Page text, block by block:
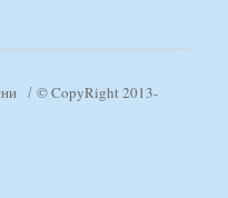
© CopyRight 2013-